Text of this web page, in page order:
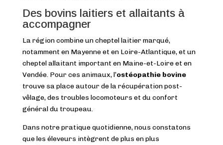
Des bovins laitiers et allaitants à
accompagner
La région combine un cheptel laitier marqué,
notamment en Mayenne et en Loire-Atlantique, et un
cheptel allaitant important en Maine-et-Loire et en
Vendée. Pour ces animaux, l’ostéopathie bovine
trouve sa place autour de la récupération post-
vêlage, des troubles locomoteurs et du confort
général du troupeau.
Dans notre pratique quotidienne, nous constatons
que les éleveurs intègrent de plus en plus